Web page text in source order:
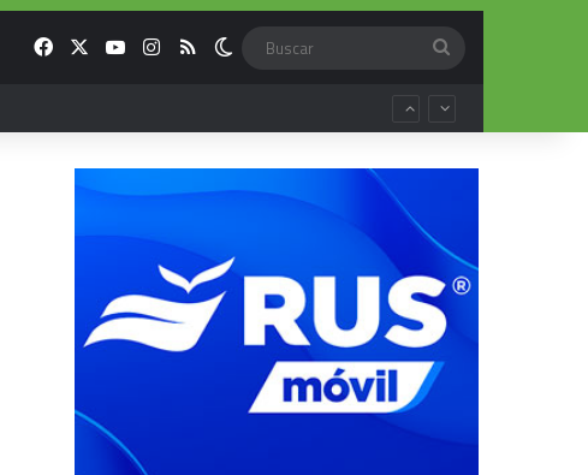
FacebookYouTubeInstagram
RSS Switch skin